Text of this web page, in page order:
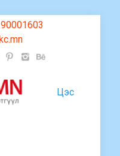
90001603
Цэс